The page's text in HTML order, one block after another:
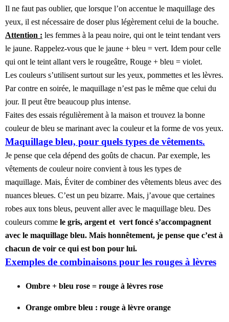
Il ne faut pas oublier, que lorsque l’on accentue le maquillage des
yeux, il est nécessaire de doser plus légèrement celui de la bouche.
Attention : les femmes à la peau noire, qui ont le teint tendant vers
le jaune. Rappelez-vous que le jaune + bleu = vert. Idem pour celle
qui ont le teint allant vers le rougeâtre, Rouge + bleu = violet.
Les couleurs s’utilisent surtout sur les yeux, pommettes et les lèvres.
Par contre en soirée, le maquillage n’est pas le même que celui du
jour. Il peut être beaucoup plus intense.
Faites des essais régulièrement à la maison et trouvez la bonne
couleur de bleu se marinant avec la couleur et la forme de vos yeux.
Maquillage bleu, pour quels types de vêtements.
Je pense que cela dépend des goûts de chacun. Par exemple, les
vêtements de couleur noire convient à tous les types de
maquillage. Mais, Éviter de combiner des vêtements bleus avec des
nuances bleues. C’est un peu bizarre. Mais, j’avoue que certaines
robes aux tons bleus, peuvent aller avec le maquillage bleu. Des
couleurs comme le gris, argent et vert foncé s’accompagnent
avec le maquillage bleu. Mais honnêtement, je pense que c’est à
chacun de voir ce qui est bon pour lui.
Exemples de combinaisons pour les rouges à lèvres
Ombre + bleu rose = rouge à lèvres rose
Orange ombre bleu : rouge à lèvre orange